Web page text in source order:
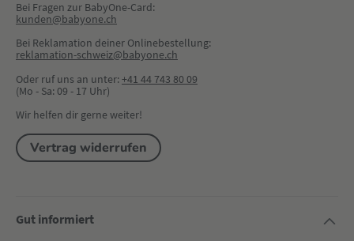
Bei Fragen zur BabyOne-Card:
kunden@babyone.ch
Bei Reklamation deiner Onlinebestellung:
reklamation-schweiz@babyone.ch
Oder ruf uns an unter:+41 44 743 80 09
(Mo - Sa: 09 - 17 Uhr)
Wir helfen dir gerne weiter!
Vertrag widerrufen
Gut informiert